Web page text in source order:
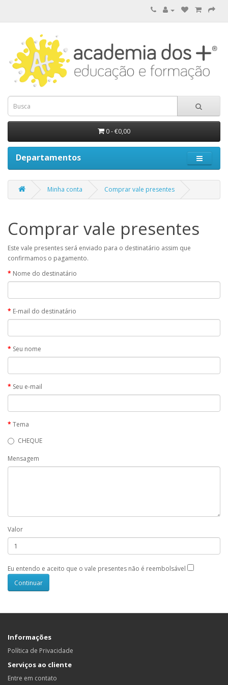
0 - €0,00
Departamentos
Minha conta Comprar vale presentes
Comprar vale presentes
Este vale presentes será enviado para o destinatário assim que
confirmamos o pagamento.
Nome do destinatário
E-mail do destinatário
Seu nome
Seu e-mail
Tema
CHEQUE
Mensagem
Valor
Eu entendo e aceito que o vale presentes não é reembolsável
Informações
Política de Privacidade
Serviços ao cliente
Entre em contato